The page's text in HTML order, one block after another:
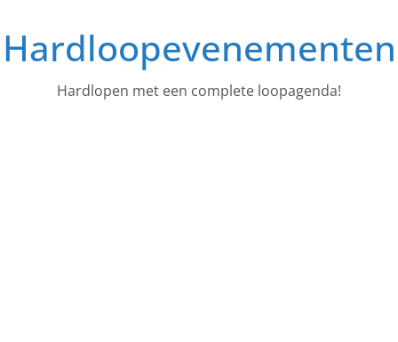
naar
deHardloopevenementen
Hardlopen met een complete loopagenda!